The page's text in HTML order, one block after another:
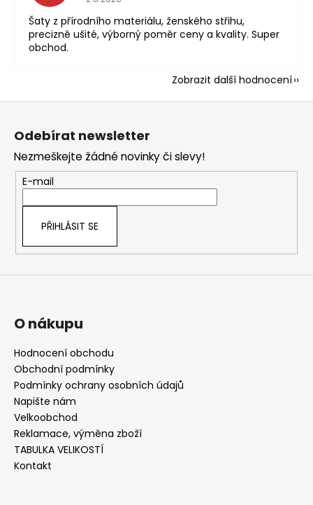
Šaty z přírodního materiálu, ženského střihu,
precizně ušité, výborný poměr ceny a kvality. Super
obchod.
Zobrazit další hodnocení
Z
Odebírat newsletter
Nezmeškejte žádné novinky či slevy!
E-mail
PŘIHLÁSIT SE
O nákupu
Hodnocení obchodu
Obchodní podmínky
Podmínky ochrany osobních údajů
Napište nám
Velkoobchod
Reklamace, výměna zboží
TABULKA VELIKOSTÍ
Kontakt